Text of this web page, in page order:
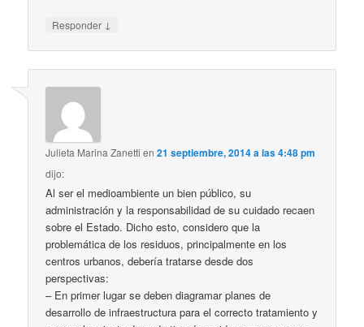
Responder ↓
Julieta Marina Zanetti en21 septiembre, 2014 a las 4:48 pm
dijo:
Al ser el medioambiente un bien público, su
administración y la responsabilidad de su cuidado recaen
sobre el Estado. Dicho esto, considero que la
problemática de los residuos, principalmente en los
centros urbanos, debería tratarse desde dos
perspectivas:
– En primer lugar se deben diagramar planes de
desarrollo de infraestructura para el correcto tratamiento y